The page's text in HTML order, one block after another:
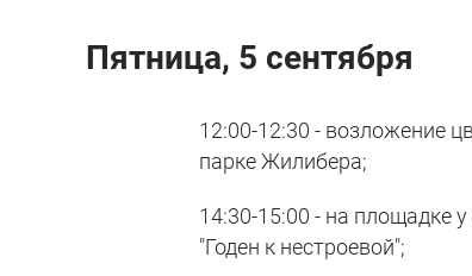
Пятница, 5 сентября
12:00-12:30 - возложение
парке Жилибера;
14:30-15:00 - на площадке
"Годен к нестроевой";